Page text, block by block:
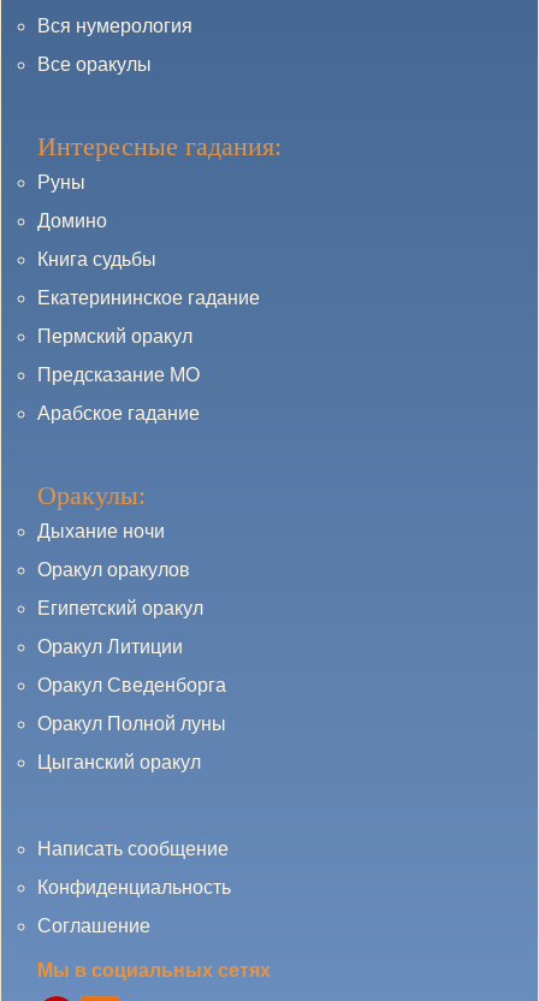
Вся нумерология
Все оракулы
Интересные гадания:
Руны
Домино
Книга судьбы
Екатерининское гадание
Пермский оракул
Предсказание МО
Арабское гадание
Оракулы:
Дыхание ночи
Оракул оракулов
Египетский оракул
Оракул Литиции
Оракул Сведенборга
Оракул Полной луны
Цыганский оракул
Написать сообщение
Конфиденциальность
Соглашение
Мы в социальных сетях